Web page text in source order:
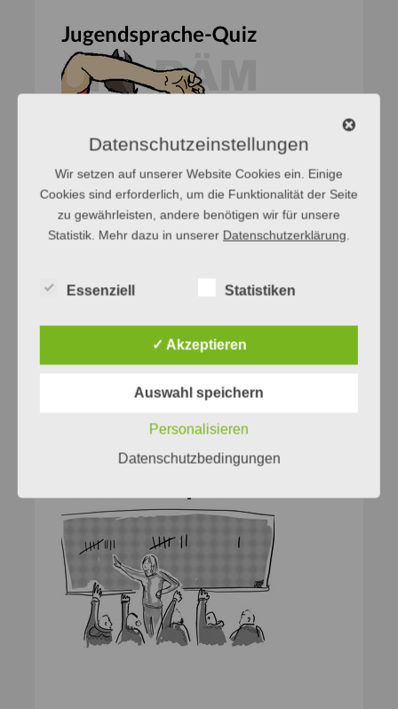
Datenschutzeinstellungen
Wir setzen auf unserer Website Cookies ein. Einige
Cookies sind erforderlich, um die Funktionalität der Seite
zu gewährleisten, andere benötigen wir für unsere
Statistik. Mehr dazu in unserer Datenschutzerklärung
Essenziell Statistiken
✓ Akzeptieren
Auswahl speichern
Personalisieren
Datenschutzbedingungen